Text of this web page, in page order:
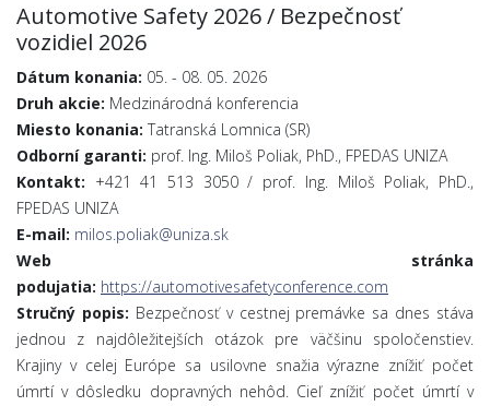
Automotive Safety 2026 / Bezpečnosť
vozidiel 2026
Dátum konania: 05. - 08. 05. 2026
Druh akcie: Medzinárodná konferencia
Miesto konania: Tatranská Lomnica (SR)
Odborní garanti: prof. Ing. Miloš Poliak, PhD., FPEDAS UNIZA
Kontakt: +421 41 513 3050 / prof. Ing. Miloš Poliak, PhD.,
FPEDAS UNIZA
E-mail: milos.poliak@uniza.sk
Web stránka
podujatia: https://automotivesafetyconference.com
Stručný popis: Bezpečnosť v cestnej premávke sa dnes stáva
jednou z najdôležitejších otázok pre väčšinu spoločenstiev.
Krajiny v celej Európe sa usilovne snažia výrazne znížiť počet
úmrtí v dôsledku dopravných nehôd. Cieľ znížiť počet úmrtí v